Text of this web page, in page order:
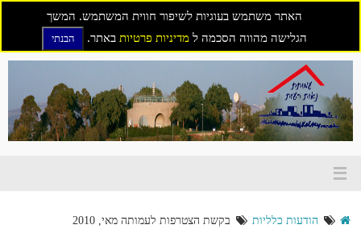
האתר משתמש בעוגיות לשיפור חווית המשתמש. המשך
הגלישה מהווה הסכמה ל מדיניות פרטיות באתר. הבנתי
לתוכן
הודעות כלליות בקשת הצטרפות לעמותה מאי, 2010